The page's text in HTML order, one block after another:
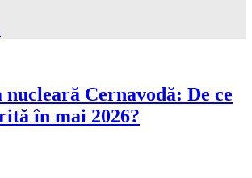
Cernavodă: De ce
în mai 2026?